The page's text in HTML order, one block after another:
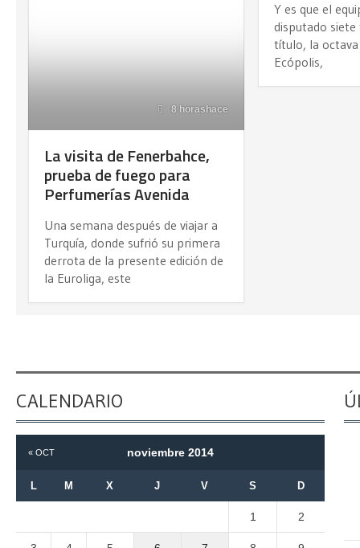
8 horashace
La visita de Fenerbahce,
prueba de fuego para
Perfumerías Avenida
Una semana después de viajar a
Turquía, donde sufrió su primera
derrota de la presente edición de
la Euroliga, este
Y es que el
disputado
título, la
Ecópolis,
CALENDARIO
noviembre 2014
L M X J V S D
« OCT
1 2